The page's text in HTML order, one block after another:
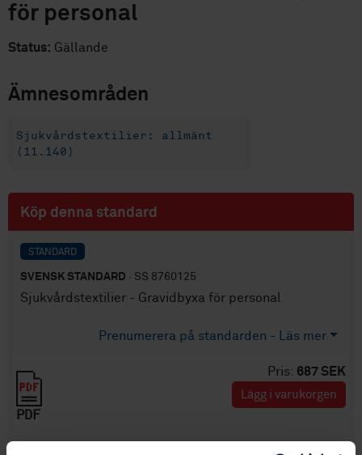
för personal
Status: Gällande
Ämnesområden
Sjukvårdstextilier: allmänt
(11.140)
Köp denna standard
STANDARD
SVENSK STANDARD · SS 8760125
Sjukvårdstextilier - Gravidbyxa för personal
Prenumerera på standarden - Läs mer
Pris: 687 SEK
PDF
Lägg i varukorgen